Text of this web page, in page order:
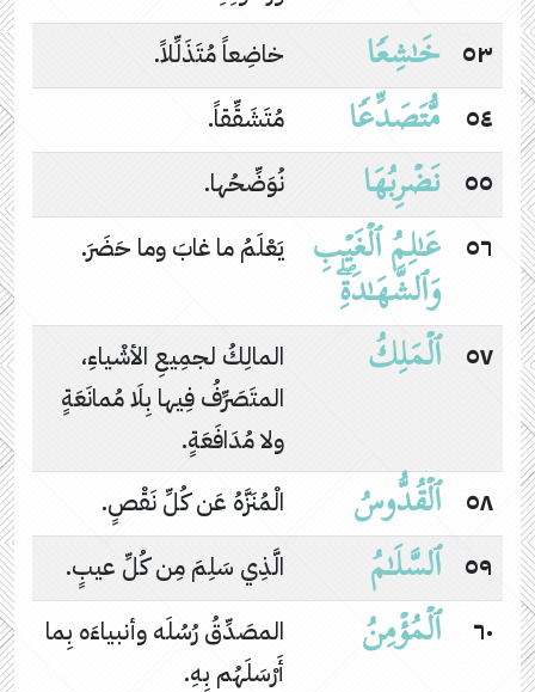
٥٣
خَـٰشِعࣰا
خاضِعاً مُتَذَلِّلاً.
٥٤
مُّتَصَدِّعࣰا
مُتَشَقِّقاً.
٥٥
نَضۡرِبُهَا
نُوَضِّحُها.
٥٦
عَـٰلِمُ ٱلۡغَیۡبِ
وَٱلشَّهَـٰدَةِۖ
يَعْلَمُ ما غابَ وما حَضَرَ.
٥٧ ٱلۡمَلِكُ
المالِكُ لجمِيعِ الأشْياءِ،
المتَصَرِّفُ فِيها بِلَا مُمانَعَةٍ
ولا مُدَافَعَةٍ.
٥٨
ٱلۡقُدُّوسُ
الْمُنَزَّهُ عَن كُلِّ نَقْصٍ.
٥٩
ٱلسَّلَـٰمُ
الَّذِي سَلِمَ مِن كُلِّ عيبٍ.
٦٠
ٱلۡمُؤۡمِنُ
المصَدِّقُ رُسُلَه وأنبياءَه بِما
أَرْسَلَهُم بِهِ.